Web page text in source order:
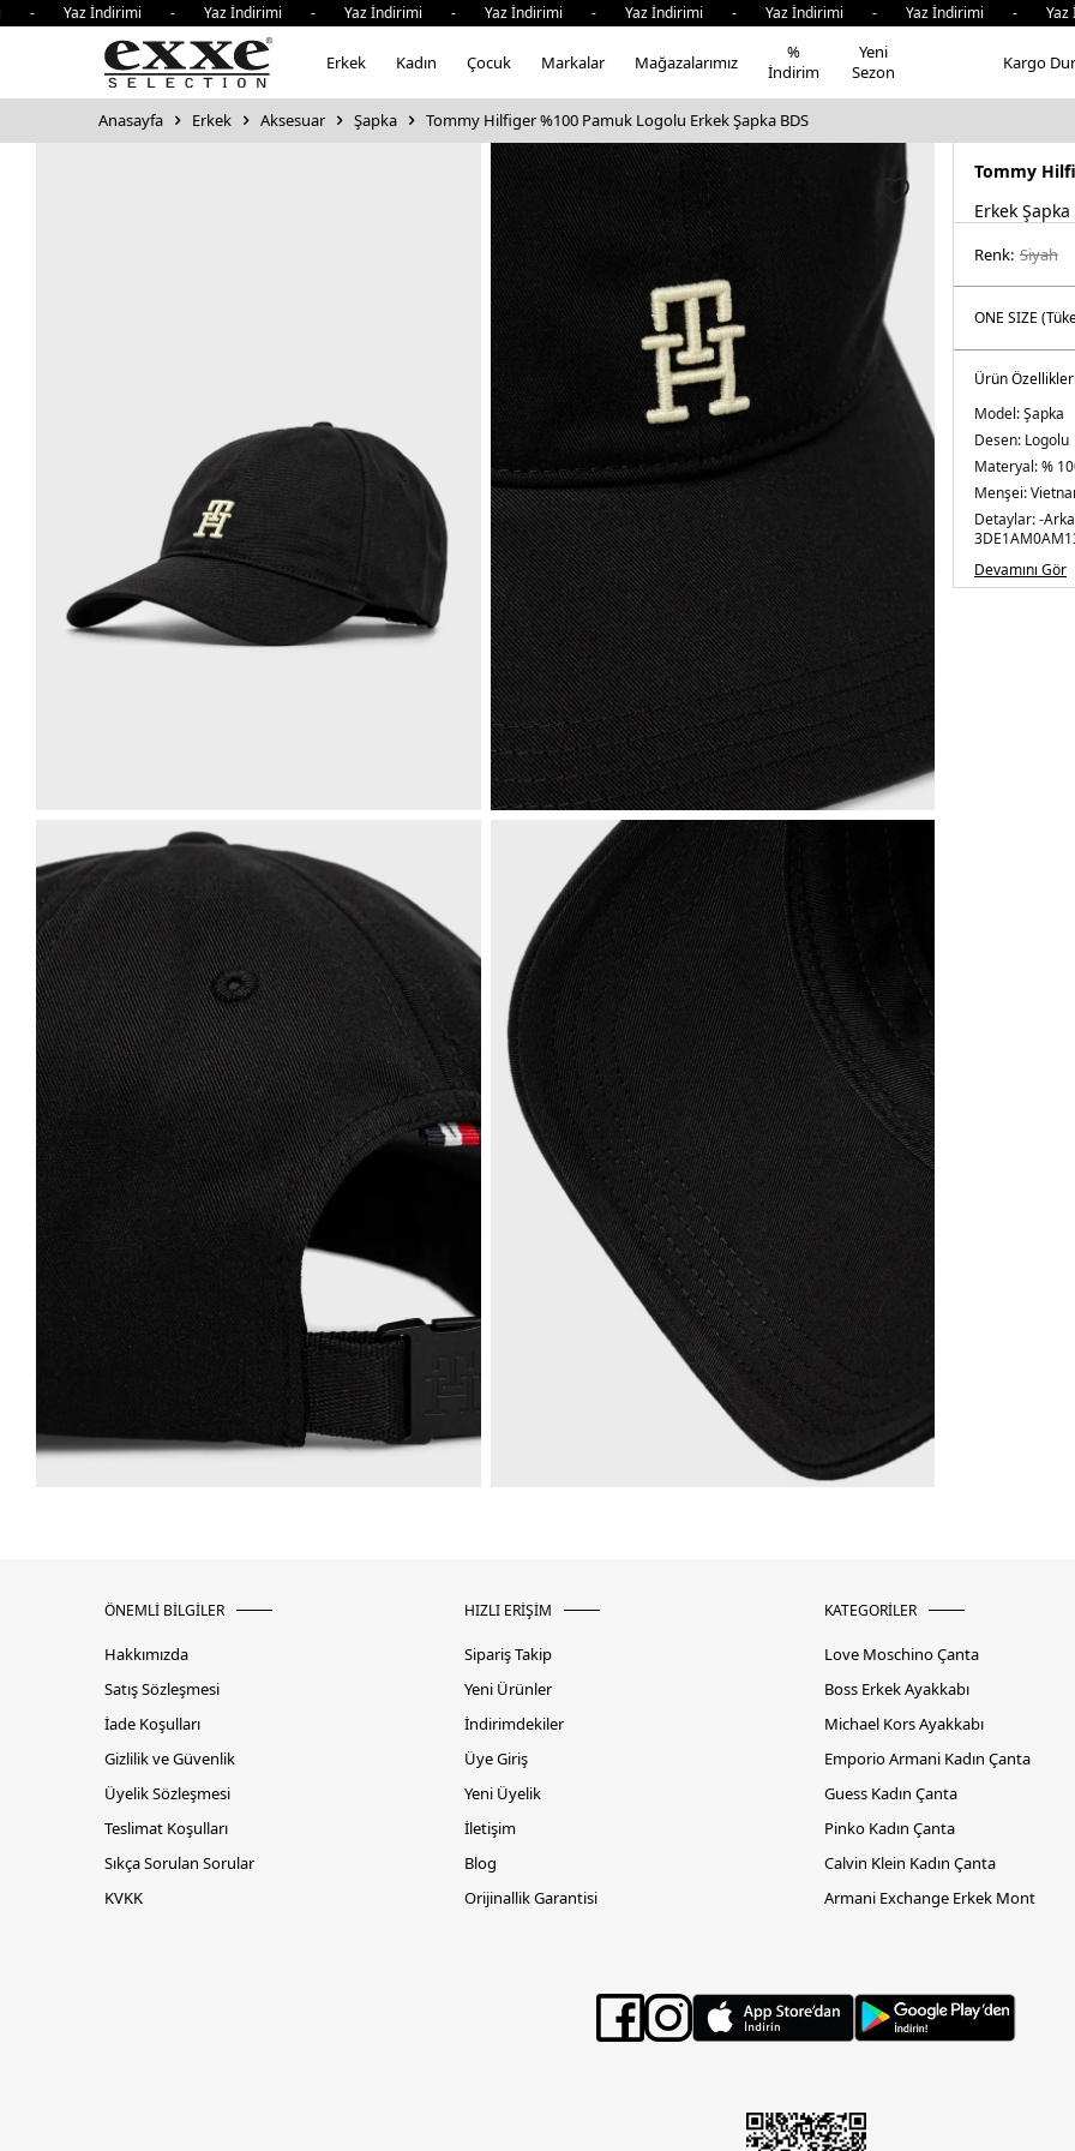
- Yaz İndirimi - Yaz İndirimi - Yaz İndirimi - Yaz İndirimi - Yaz İndirimi - Yaz İndirimi - Yaz İndirimi -
Erkek Kadın Çocuk Markalar Mağazalarımız
%
İndirim
Yeni
Sezon
Kargo
Anasayfa Erkek Aksesuar Şapka Tommy Hilfiger %100 Pamuk Logolu Erkek Şapka BDS
Tommy
Erkek Şapka
Renk: si̇yah
Ürün Özellikleri
Model:Şapka
Desen: Logolu
Materyal:%
Menşei:
Detaylar:-
Devamını Gör
ÖNEMLİ BİLGİLER
Hakkımızda
Satış Sözleşmesi
İade Koşulları
Gizlilik ve Güvenlik
Üyelik Sözleşmesi
Teslimat Koşulları
Sıkça Sorulan Sorular
KVKK
HIZLI ERİŞİM
Sipariş Takip
Yeni Ürünler
İndirimdekiler
Üye Giriş
Yeni Üyelik
İletişim
Blog
Orijinallik Garantisi
KATEGORİLER
Love Moschino Çanta
Boss Erkek Ayakkabı
Michael Kors Ayakkabı
Emporio Armani Kadın Çanta
Guess Kadın Çanta
Pinko Kadın Çanta
Calvin Klein Kadın Çanta
Armani Exchange Erkek Mont